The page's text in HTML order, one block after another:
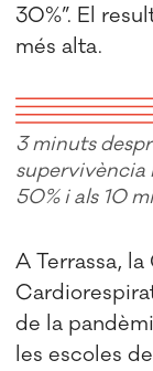
30%”. El
més alta.
3 minuts
supervivència
50% i als 10
A Terrassa,
de la
les escoles